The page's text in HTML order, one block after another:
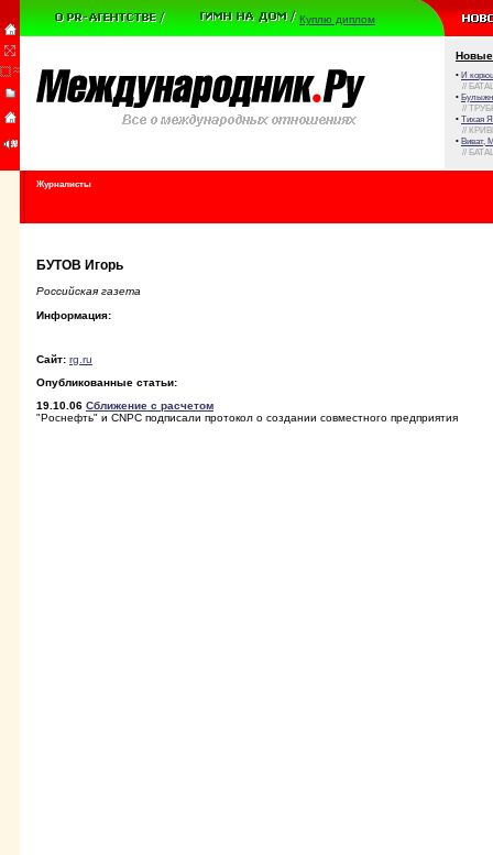
Куплю диплом
Новые
• И
//
•
//
• Тихая
//
• Виват,
//
Журналисты
БУТОВ Игорь
Российская газета
Информация:
Сайт: rg.ru
Опубликованные статьи:
19.10.06 Сближение с расчетом
"Роснефть" и CNPC подписали протокол о создании совместного предприятия